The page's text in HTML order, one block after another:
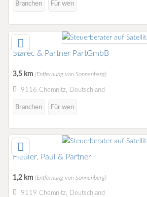
Branchen Für wen
Starec & Partner PartGmbB
3,5 km (Entfernung von Sonnenberg)
9116 Chemnitz, Deutschland
Branchen Für wen
Fiedler, Paul & Partner
1,2 km (Entfernung von Sonnenberg)
9119 Chemnitz, Deutschland